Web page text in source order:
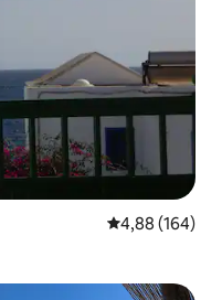
Priemerné
4,88 (164)